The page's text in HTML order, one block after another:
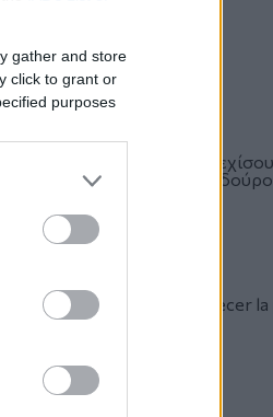
gather and store
click to grant or
purposes
ο δικτάτορας, θα
Νικολάς
por nuestra ruta y a fortalecer